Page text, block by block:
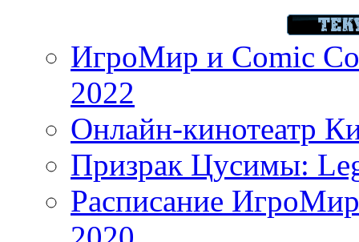
ИгроМир и Comic
2022
Онлайн-кинотеатр
Призрак Цусимы:
Расписание